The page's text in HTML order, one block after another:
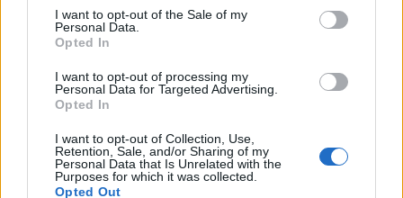
I want to opt-out of the Sale of my
Personal Data.
Opted In
I want to opt-out of processing my
Personal Data for Targeted Advertising.
Opted In
I want to opt-out of Collection, Use,
Retention, Sale, and/or Sharing of my
Personal Data that Is Unrelated with the
Purposes for which it was collected.
Opted Out
LE MIGLIORI OFFERTE AMAZON